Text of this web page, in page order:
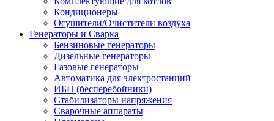
Кондиционеры
Осушители/Очистители воздуха
Генераторы и Сварка
Бензиновые генераторы
Дизельные генераторы
Газовые генераторы
Автоматика для электростанций
ИБП (бесперебойники)
Стабилизаторы напряжения
Сварочные аппараты